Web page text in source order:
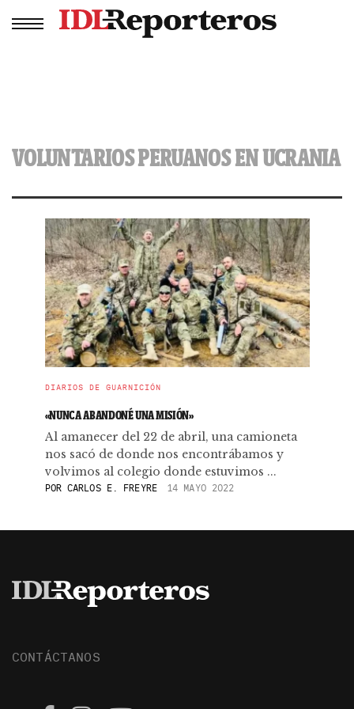
VOLUNTARIOS PERUANOS EN UCRANIA
DIARIOS DE GUARNICIÓN
«NUNCA ABANDONÉ UNA MISIÓN»
Al amanecer del 22 de abril, una camioneta
nos sacó de donde nos encontrábamos y
volvimos al colegio donde estuvimos ...
PORCARLOS E. FREYRE 14 MAYO 2022
CONTÁCTANOS